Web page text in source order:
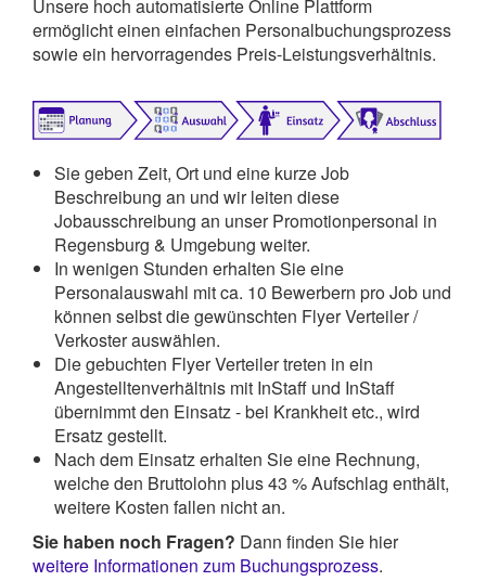
Unsere hoch automatisierte Online Plattform
ermöglicht einen einfachen Personalbuchungsprozess
sowie ein hervorragendes Preis-Leistungsverhältnis.
Sie geben Zeit, Ort und eine kurze Job
Beschreibung an und wir leiten diese
Jobausschreibung an unser Promotionpersonal in
Regensburg & Umgebung weiter.
In wenigen Stunden erhalten Sie eine
Personalauswahl mit ca. 10 Bewerbern pro Job und
können selbst die gewünschten Flyer Verteiler /
Verkoster auswählen.
Die gebuchten Flyer Verteiler treten in ein
Angestelltenverhältnis mit InStaff und InStaff
übernimmt den Einsatz - bei Krankheit etc., wird
Ersatz gestellt.
Nach dem Einsatz erhalten Sie eine Rechnung,
welche den Bruttolohn plus 43 % Aufschlag enthält,
weitere Kosten fallen nicht an.
Sie haben noch Fragen? Dann finden Sie hier
weitere Informationen zum Buchungsprozess.